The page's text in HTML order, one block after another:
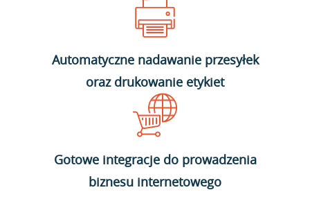
Automatyczne nadawanie przesyłek
oraz drukowanie etykiet
Gotowe integracje do prowadzenia
biznesu internetowego